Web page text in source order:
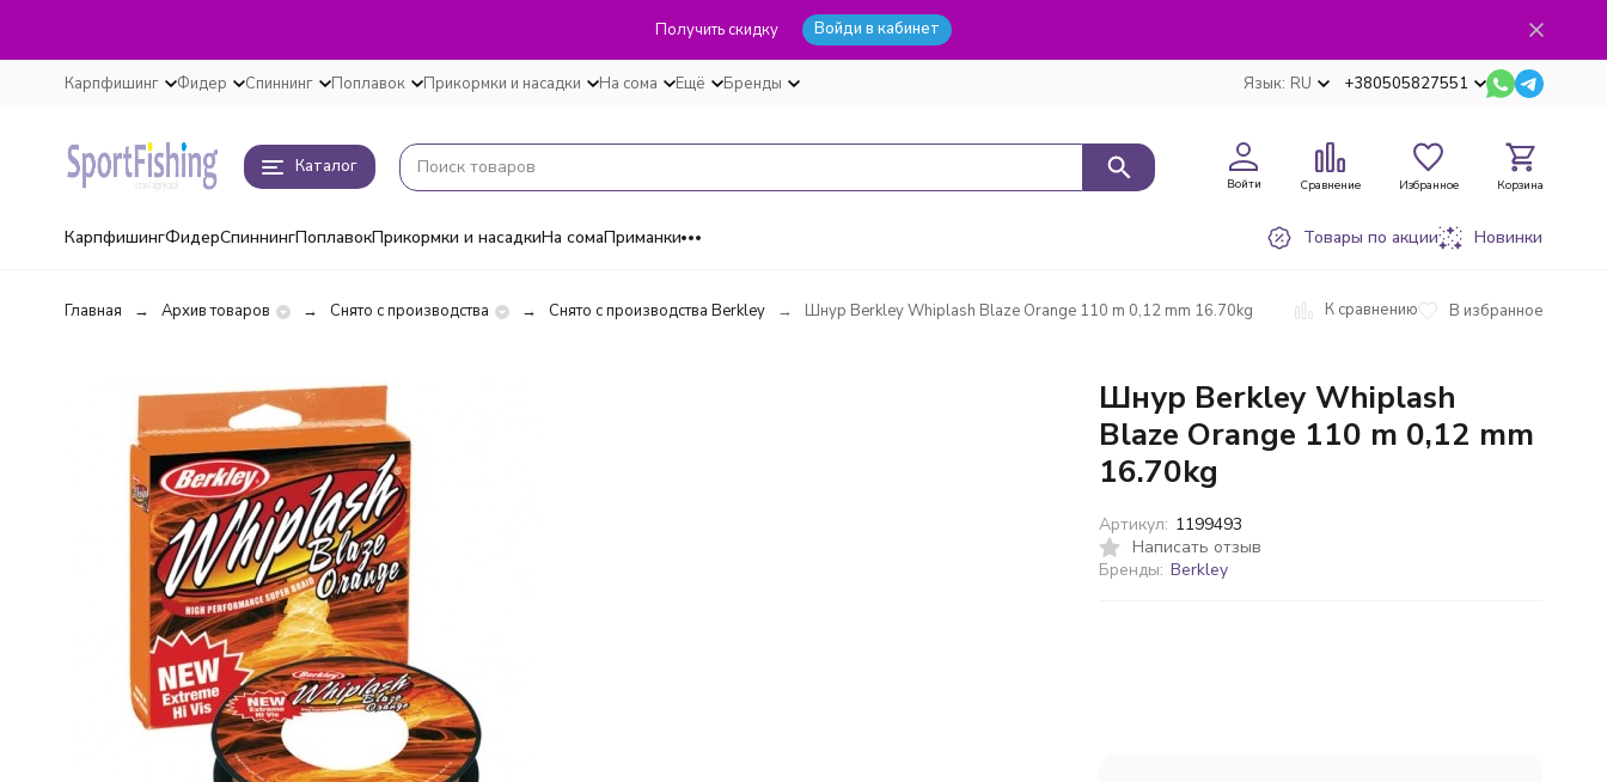
Получить скидку Войди в кабинет
Карпфишинг Фидер Спиннинг Поплавок Прикормки и насадки На сома Ещё Бренды Язык: RU +380505827551
Каталог
Войти Сравнение Избранное Корзина
КарпфишингФидерСпиннингПоплавокПрикормки и насадкиНа сомаПриманки Товары по акции Новинки
Главная Архив товаров Снято с производства Снято с производства Berkley Шнур Berkley Whiplash Blaze Orange 110 m 0,12 mm 16.70kg К сравнению В избранное
Шнур Berkley Whiplash
Blaze Orange 110 m 0,12 mm
16.70kg
Написать отзыв
Бренды: Berkley
Артикул: 1199493